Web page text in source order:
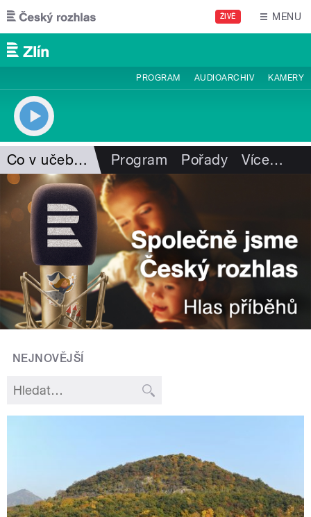
Přejít k hlavnímu obsahu
ŽIVĚ MENU
PROGRAM AUDIOARCHIV KAMERY
Co v učebnicích nebylo Program Pořady Více…
NEJNOVĚJŠÍ